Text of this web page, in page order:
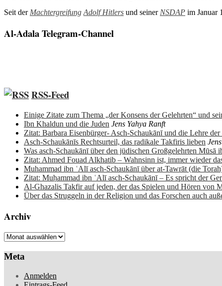
Seit der Machtergreifung Adolf Hitlers und seiner NSDAP im Januar
Al-Adala Telegram-Channel
RSS-Feed
Einige Zitate zum Thema „der Konsens der Gelehrten“ und
Ibn Khaldun und die Juden Jens Yahya Ranft
Zitat: Barbara Eisenbürger- Asch-Schaukānī und die Lehre der
Asch-Schaukānīs Rechtsurteil, das radikale Takfiris lieben
Was asch-Schaukānī über den jüdischen Großgelehrten
Zitat: Ahmed Fouad Alkhatib – Wahnsinn ist, immer wieder
Muhammad ibn ʿAlī asch-Schaukānī über at-Tawrāt (die
Zitat: Muḥammad ibn ʿAlī asch-Schaukānī – Es spricht der
Al-Ghazalis Takfir auf jeden, der das Spielen und Hören von
Über das Struggeln in der Religion und das Forschen auch
Archiv
Archiv
Meta
Anmelden